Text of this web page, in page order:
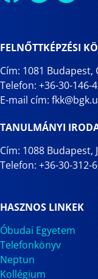
FELNŐTTKÉPZÉSI
Cím: 1081 Budapest,
Telefon: +36-30-146-
E-mail cím:
TANULMÁNYI
Cím: 1088 Budapest,
Telefon: +36-30-312-
HASZNOS LINKEK
Óbudai Egyetem
Telefonkönyv
Neptun
Kollégium